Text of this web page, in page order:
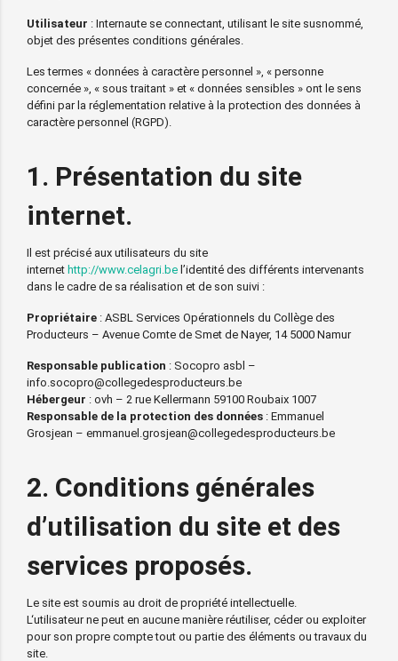
Utilisateur : Internaute se connectant, utilisant le site susnommé,
objet des présentes conditions générales.
Les termes « données à caractère personnel », « personne
concernée », « sous traitant » et « données sensibles » ont le sens
défini par la réglementation relative à la protection des données à
caractère personnel (RGPD).
1. Présentation du site
internet.
Il est précisé aux utilisateurs du site
internet http://www.celagri.be l’identité des différents intervenants
dans le cadre de sa réalisation et de son suivi :
Propriétaire : ASBL Services Opérationnels du Collège des
Producteurs – Avenue Comte de Smet de Nayer, 14 5000 Namur
Responsable publication : Socopro asbl –
info.socopro@collegedesproducteurs.be
Hébergeur : ovh – 2 rue Kellermann 59100 Roubaix 1007
Responsable de la protection des données : Emmanuel
Grosjean – emmanuel.grosjean@collegedesproducteurs.be
2. Conditions générales
d’utilisation du site et des
services proposés.
Le site est soumis au droit de propriété intellectuelle.
L‘utilisateur ne peut en aucune manière réutiliser, céder ou exploiter
pour son propre compte tout ou partie des éléments ou travaux du
site.